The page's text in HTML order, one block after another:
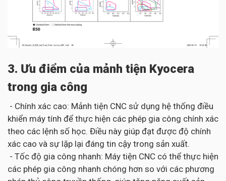
3. Ưu điểm của mảnh tiện Kyocera
trong gia công
- Chính xác cao: Mảnh tiện CNC sử dụng hệ thống điều
khiển máy tính để thực hiện các phép gia công chính xác
theo các lệnh số học. Điều này giúp đạt được độ chính
xác cao và sự lặp lại đáng tin cậy trong sản xuất.
- Tốc độ gia công nhanh: Máy tiện CNC có thể thực hiện
các phép gia công nhanh chóng hơn so với các phương